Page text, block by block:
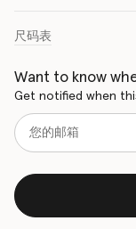
尺码表
Want to know
Get notified when